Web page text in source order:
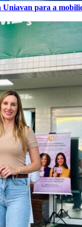
Uniavan para a